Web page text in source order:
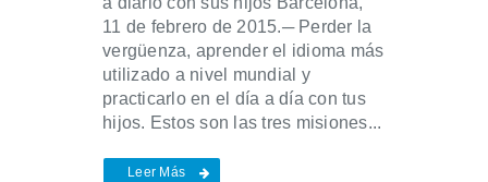
11 de febrero de 2015.─ Perder la
vergüenza, aprender el idioma más
utilizado a nivel mundial y
practicarlo en el día a día con tus
hijos. Estos son las tres misiones...
Leer Más